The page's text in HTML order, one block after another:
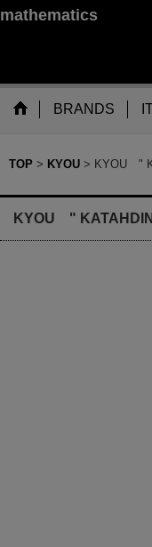
mathematics
BRANDS
TOP > KYOU > KYOU "
KYOU "